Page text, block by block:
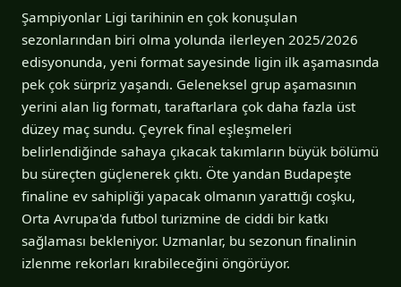
Şampiyonlar Ligi tarihinin en çok konuşulan
sezonlarından biri olma yolunda ilerleyen 2025/2026
edisyonunda, yeni format sayesinde ligin ilk aşamasında
pek çok sürpriz yaşandı. Geleneksel grup aşamasının
yerini alan lig formatı, taraftarlara çok daha fazla üst
düzey maç sundu. Çeyrek final eşleşmeleri
belirlendiğinde sahaya çıkacak takımların büyük bölümü
bu süreçten güçlenerek çıktı. Öte yandan Budapeşte
finaline ev sahipliği yapacak olmanın yarattığı coşku,
Orta Avrupa'da futbol turizmine de ciddi bir katkı
sağlaması bekleniyor. Uzmanlar, bu sezonun finalinin
izlenme rekorları kırabileceğini öngörüyor.